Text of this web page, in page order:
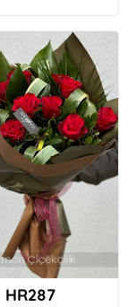
HR287